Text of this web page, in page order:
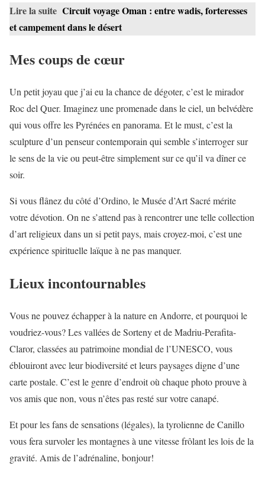
Lire la suite Circuit voyage Oman : entre wadis, forteresses
et campement dans le désert
Mes coups de cœur
Un petit joyau que j’ai eu la chance de dégoter, c’est le mirador
Roc del Quer. Imaginez une promenade dans le ciel, un belvédère
qui vous offre les Pyrénées en panorama. Et le must, c’est la
sculpture d’un penseur contemporain qui semble s’interroger sur
le sens de la vie ou peut-être simplement sur ce qu’il va dîner ce
soir.
Si vous flânez du côté d’Ordino, le Musée d’Art Sacré mérite
votre dévotion. On ne s’attend pas à rencontrer une telle collection
d’art religieux dans un si petit pays, mais croyez-moi, c’est une
expérience spirituelle laïque à ne pas manquer.
Lieux incontournables
Vous ne pouvez échapper à la nature en Andorre, et pourquoi le
voudriez-vous? Les vallées de Sorteny et de Madriu-Perafita-
Claror, classées au patrimoine mondial de l’UNESCO, vous
éblouiront avec leur biodiversité et leurs paysages digne d’une
carte postale. C’est le genre d’endroit où chaque photo prouve à
vos amis que non, vous n’êtes pas resté sur votre canapé.
Et pour les fans de sensations (légales), la tyrolienne de Canillo
vous fera survoler les montagnes à une vitesse frôlant les lois de la
gravité. Amis de l’adrénaline, bonjour!